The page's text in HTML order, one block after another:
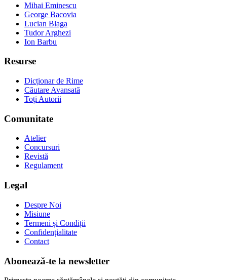
Mihai Eminescu
George Bacovia
Lucian Blaga
Tudor Arghezi
Ion Barbu
Resurse
Dicționar de Rime
Căutare Avansată
Toți Autorii
Comunitate
Atelier
Concursuri
Revistă
Regulament
Legal
Despre Noi
Misiune
Termeni și Condiții
Confidențialitate
Contact
Abonează-te la newsletter